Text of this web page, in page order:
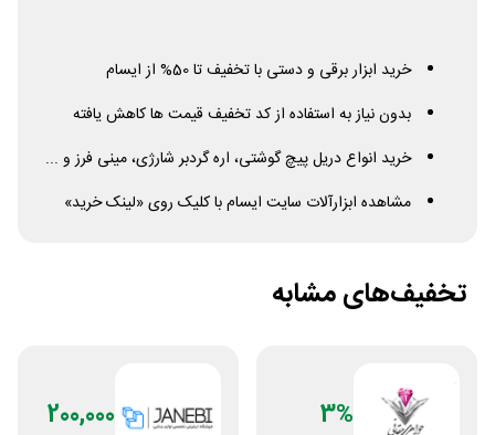
خرید ابزار برقی و دستی با تخفیف تا 50% از ایسام
بدون نیاز به استفاده از کد تخفیف قیمت ها کاهش یافته
خرید انواع دریل پیچ گوشتی، اره گردبر شارژی، مینی فرز و ...
مشاهده ابزارآلات سایت ایسام با کلیک روی «لینک خرید»
تخفیف‌های مشابه
3%
200,000